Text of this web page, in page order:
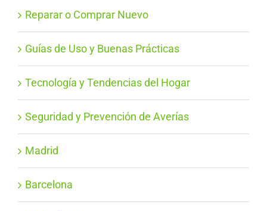
Reparar o Comprar Nuevo
Guías de Uso y Buenas Prácticas
Tecnología y Tendencias del Hogar
Seguridad y Prevención de Averías
Madrid
Barcelona